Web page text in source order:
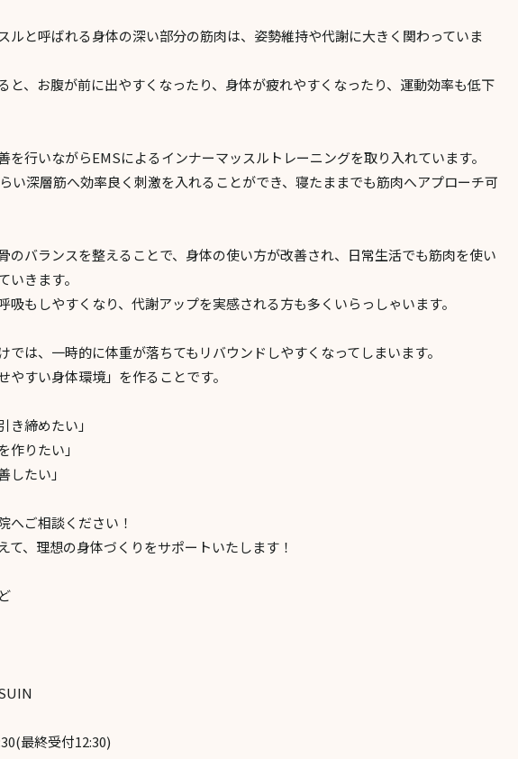
ルと呼ばれる身体の深い部分の筋肉は、姿勢維持や代謝に大きく関わっていま
と、お腹が前に出やすくなったり、身体が疲れやすくなったり、運動効率も低下
を行いながらEMSによるインナーマッスルトレーニングを取り入れています。
い深層筋へ効率良く刺激を入れることができ、寝たままでも筋肉へアプローチ可
のバランスを整えることで、身体の使い方が改善され、日常生活でも筋肉を使い
いきます。
吸もしやすくなり、代謝アップを実感される方も多くいらっしゃいます。
では、一時的に体重が落ちてもリバウンドしやすくなってしまいます。
やすい身体環境」を作ることです。
き締めたい」
作りたい」
したい」
へご相談ください！
て、理想の身体づくりをサポートいたします！
最終受付12:30)